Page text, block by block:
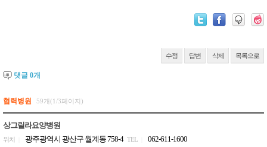
수정 답변 삭제 목록으로
댓글 0개
협력병원 59개(1/3페이지)
상그릴라요양병원
위치 광주광역시 광산구 월계동 758-4 TEL 062-611-1600